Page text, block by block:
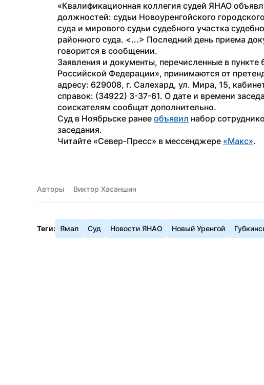
«Квалификационная коллегия судей ЯНАО
должностей: судьи Новоуренгойского
суда и мирового судьи судебного участка
районного суда. <...> Последний день приема
говорится в сообщении.
Заявления и документы, перечисленные в пункте
Российской Федерации», принимаются от
адресу: 629008, г. Салехард, ул. Мира, 15,
справок: (34922) 3-37-61. О дате и времени
соискателям сообщат дополнительно.
Суд в Ноябрьске ранее объявил набор
заседания.
Читайте «Север-Пресс» в мессенджере «Макс».
Авторы Виктор Хасаншин
Теги: Ямал Суд Новости ЯНАО Новый Уренгой